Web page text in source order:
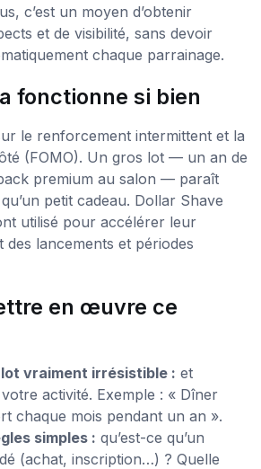
c’est un moyen d’obtenir
et de visibilité, sans devoir
chaque parrainage.
fonctionne si bien
le renforcement intermittent et la
(FOMO). Un gros lot — un an de
premium au salon — paraît
petit cadeau. Dollar Shave
utilisé pour accélérer leur
des lancements et périodes
en œuvre ce
vraiment irrésistible : et
activité. Exemple : « Dîner
chaque mois pendant un an ».
simples : qu’est-ce qu’un
(achat, inscription…) ? Quelle